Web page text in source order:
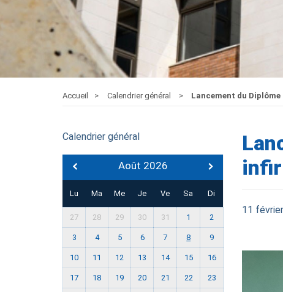
Accueil Calendrier général Lancement du
Calendrier général
Août 2026
Lu Ma Me Je Ve Sa Di
27 28 29 30 31 1 2
3 4 5 6 7 8 9
10 11 12 13 14 15 16
17 18 19 20 21 22 23
11